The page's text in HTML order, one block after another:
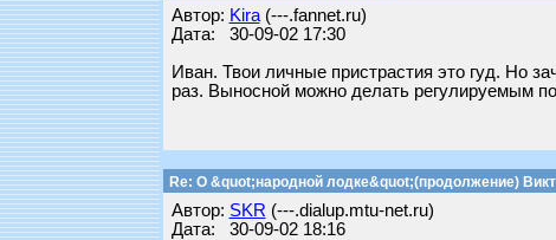
Автор: Kira(---.fannet.ru)
Дата: 30-09-02 17:30
Иван. Твои личные пристрастия это гуд. Но
раз. Выносной можно делать регулируемым
Re: О &quot;народной лодке&quot;(продолжение)
Автор: SKR (---.dialup.mtu-net.ru)
Дата: 30-09-02 18:16